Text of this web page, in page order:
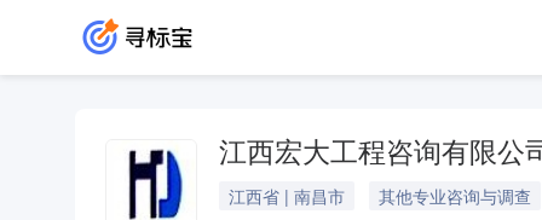
江西宏大工程咨询有限公
江西省 | 南昌市
其他专业咨询与调查